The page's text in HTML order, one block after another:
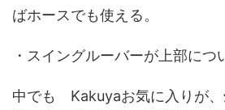
ばホースでも使える。
・スイングルーバーが上部につ
中でも Kakuyaお気に入りが、